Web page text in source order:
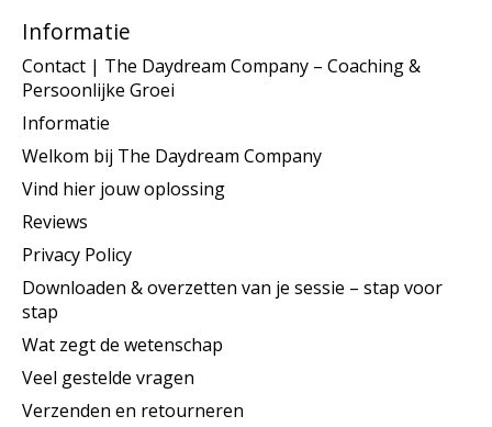
Informatie
Contact | The Daydream Company – Coaching &
Persoonlijke Groei
Informatie
Welkom bij The Daydream Company
Vind hier jouw oplossing
Reviews
Privacy Policy
Downloaden & overzetten van je sessie – stap voor
stap
Wat zegt de wetenschap
Veel gestelde vragen
Verzenden en retourneren